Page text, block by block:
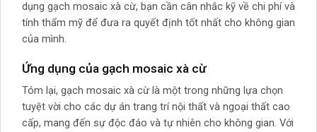
dụng gạch mosaic xà cừ, bạn cần cân nhắc kỹ về chi phí và
tính thẩm mỹ để đưa ra quyết định tốt nhất cho không gian
của mình.
Ứng dụng của gạch mosaic xà cừ
Tóm lại, gạch mosaic xà cừ là một trong những lựa chọn
tuyệt vời cho các dự án trang trí nội thất và ngoại thất cao
cấp, mang đến sự độc đáo và tự nhiên cho không gian. Với